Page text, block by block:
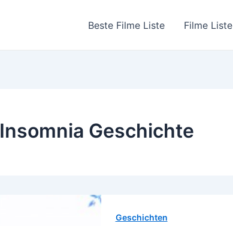
Beste Filme Liste Filme Liste
Insomnia Geschichte
Geschichten